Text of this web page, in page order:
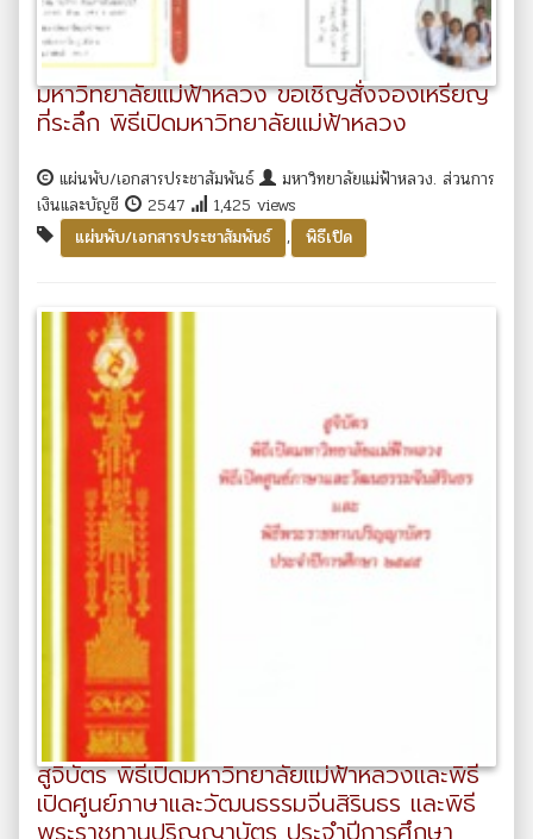
มหาวิทยาลัยแม่ฟ้าหลวง ขอเชิญสั่งจองเหรียญ
ที่ระลึก พิธีเปิดมหาวิทยาลัยแม่ฟ้าหลวง
แผ่นพับ/เอกสารประชาสัมพันธ์
มหาวิทยาลัยแม่ฟ้าหลวง. ส่วนการ
เงินและบัญชี
2547
1,425 views
แผ่นพับ/เอกสารประชาสัมพันธ์
, พิธีเปิด
สูจิบัตร พิธีเปิดมหาวิทยาลัยแม่ฟ้าหลวงและพิธี
เปิดศูนย์ภาษาและวัฒนธรรมจีนสิรินธร และพิธี
พระราชทานปริญญาบัตร ประจำปีการศึกษา